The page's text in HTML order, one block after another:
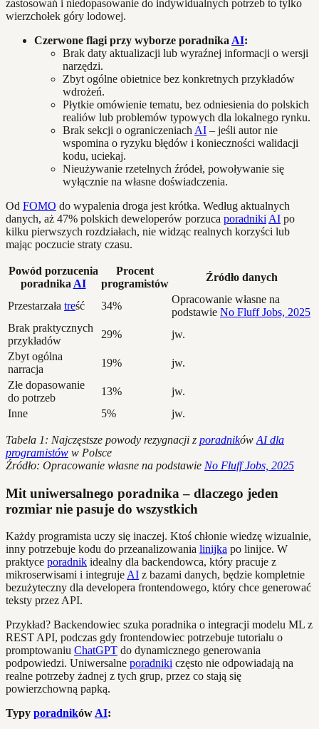
zastosowań i niedopasowanie do indywidualnych potrzeb to tylko
wierzchołek góry lodowej.
Czerwone flagi przy wyborze poradnika AI:
Brak daty aktualizacji lub wyraźnej informacji o wersji
narzędzi.
Zbyt ogólne obietnice bez konkretnych przykładów
wdrożeń.
Płytkie omówienie tematu, bez odniesienia do polskich
realiów lub problemów typowych dla lokalnego rynku.
Brak sekcji o ograniczeniach AI – jeśli autor nie
wspomina o ryzyku błędów i konieczności walidacji
kodu, uciekaj.
Nieużywanie rzetelnych źródeł, powoływanie się
wyłącznie na własne doświadczenia.
Od FOMO do wypalenia droga jest krótka. Według aktualnych
danych, aż 47% polskich deweloperów porzuca poradniki AI po
kilku pierwszych rozdziałach, nie widząc realnych korzyści lub
mając poczucie straty czasu.
Powód porzucenia
poradnika AI
Procent
programistów
Źródło danych
Przestarzała treść 34%
Opracowanie własne na
podstawie No Fluff Jobs, 2025
Brak praktycznych
przykładów
29%
jw.
Zbyt ogólna
narracja
19%
jw.
Złe dopasowanie
do potrzeb
13%
jw.
Inne
5% jw.
Tabela 1: Najczęstsze powody rezygnacji z poradników AI dla
programistów w Polsce
Źródło: Opracowanie własne na podstawie No Fluff Jobs, 2025
Mit uniwersalnego poradnika – dlaczego jeden
rozmiar nie pasuje do wszystkich
Każdy programista uczy się inaczej. Ktoś chłonie wiedzę wizualnie,
inny potrzebuje kodu do przeanalizowania linijka po linijce. W
praktyce poradnik idealny dla backendowca, który pracuje z
mikroserwisami i integruje AI z bazami danych, będzie kompletnie
bezużyteczny dla developera frontendowego, który chce generować
teksty przez API.
Przykład? Backendowiec szuka poradnika o integracji modelu ML z
REST API, podczas gdy frontendowiec potrzebuje tutorialu o
promptowaniu ChatGPT do dynamicznego generowania
podpowiedzi. Uniwersalne poradniki często nie odpowiadają na
realne potrzeby żadnej z tych grup, przez co stają się
powierzchowną papką.
Typy poradników AI: